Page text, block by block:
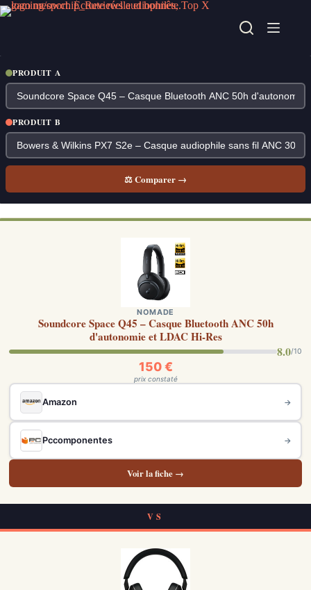
Passer
au
PRODUIT A
PRODUIT B
⚖ Comparer →
NOMADE
Soundcore Space Q45 – Casque Bluetooth ANC 50h
d'autonomie et LDAC Hi-Res
8.0/10
150 €
prix constaté
Amazon →
Pccomponentes →
Voir la fiche →
VS